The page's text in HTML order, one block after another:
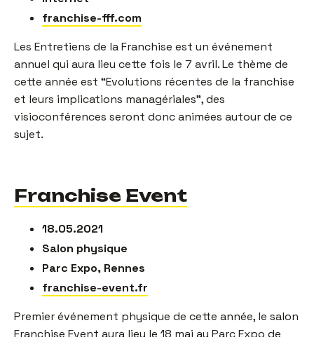
franchise-fff.com
Les Entretiens de la Franchise est un événement
annuel qui aura lieu cette fois le 7 avril. Le thème de
cette année est “Evolutions récentes de la franchise
et leurs implications managériales”, des
visioconférences seront donc animées autour de ce
sujet.
Franchise Event
18.05.2021
Salon physique
Parc Expo, Rennes
franchise-event.fr
Premier événement physique de cette année, le salon
Franchise Event aura lieu le 18 mai au Parc Expo de